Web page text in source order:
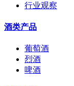
行业观察
酒类产品
葡萄酒
烈酒
啤酒